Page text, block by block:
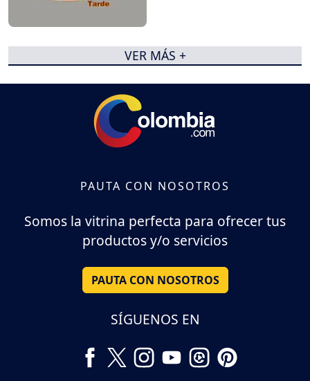
VER MÁS +
PAUTA CON NOSOTROS
Somos la vitrina perfecta para ofrecer tus
productos y/o servicios
PAUTA CON NOSOTROS
SÍGUENOS EN